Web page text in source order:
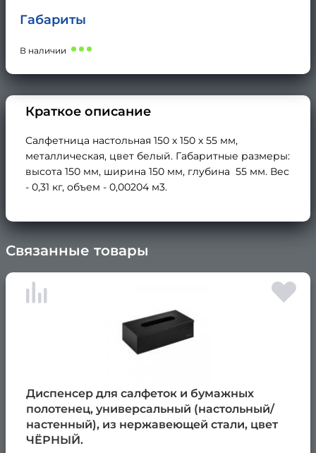
Габариты
В наличии
Краткое описание
Салфетница настольная 150 х 150 х 55 мм,
металлическая, цвет белый. Габаритные размеры:
высота 150 мм, ширина 150 мм, глубина 55 мм. Вес
- 0,31 кг, объем - 0,00204 м3.
Связанные товары
Диспенсер для салфеток и бумажных
полотенец, универсальный (настольный/
настенный), из нержавеющей стали, цвет
ЧЁРНЫЙ.